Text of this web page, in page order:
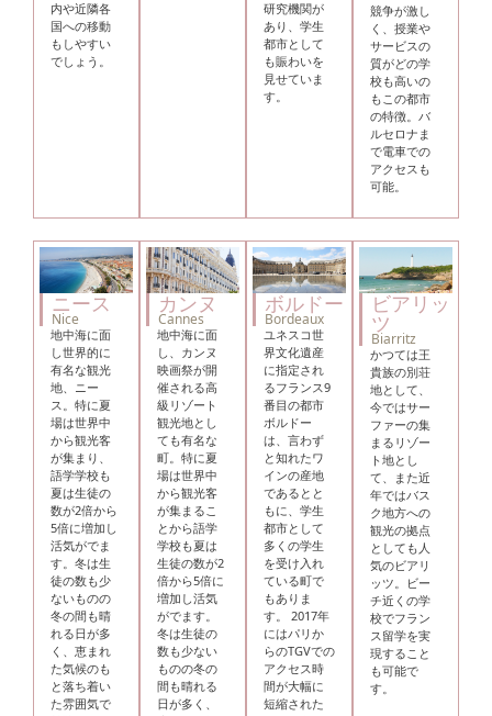
内や近隣各
国への移動
もしやすい
でしょう。
研究機関が
あり、学生
都市として
も賑わいを
見せていま
す。
競争が激し
く、授業や
サービスの
質がどの学
校も高いの
もこの都市
の特徴。バ
ルセロナま
で電車での
アクセスも
可能。
ニース
Nice
地中海に面
し世界的に
有名な観光
地、ニー
ス。特に夏
場は世界中
から観光客
が集まり、
語学学校も
夏は生徒の
数が2倍から
5倍に増加し
活気がでま
す。冬は生
徒の数も少
ないものの
冬の間も晴
れる日が多
く、恵まれ
た気候のも
と落ち着い
た雰囲気で
カンヌ
Cannes
地中海に面
し、カンヌ
映画祭が開
催される高
級リゾート
観光地とし
ても有名な
町。特に夏
場は世界中
から観光客
が集まるこ
とから語学
学校も夏は
生徒の数が2
倍から5倍に
増加し活気
がでます。
冬は生徒の
数も少ない
ものの冬の
間も晴れる
日が多く、
ボルドー
Bordeaux
ユネスコ世
界文化遺産
に指定され
るフランス9
番目の都市
ボルドー
は、言わず
と知れたワ
インの産地
であるとと
もに、学生
都市として
多くの学生
を受け入れ
ている町で
もありま
す。 2017年
にはパリか
らのTGVでの
アクセス時
間が大幅に
短縮された
ビアリッ
ツ
Biarritz
かつては王
貴族の別荘
地として、
今ではサー
ファーの集
まるリゾー
ト地とし
て、また近
年ではバス
ク地方への
観光の拠点
としても人
気のビアリ
ッツ。ビー
チ近くの学
校でフラン
ス留学を実
現すること
も可能で
す。